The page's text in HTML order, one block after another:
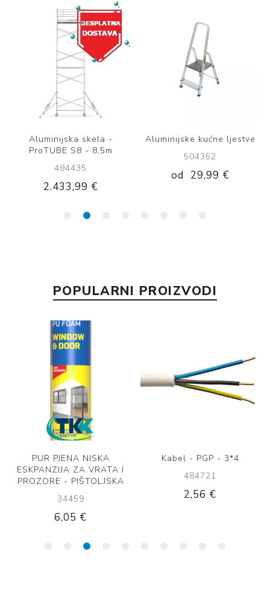
Aluminijske kućne ljestve
504352
29,99 €
Ljestve aluminijske
jednodijelne 13 gazišta
465707
POPULARNI PROIZVODI
PUR PJENA NISKA
ESKPANZIJA ZA VRATA I
PROZORE - PIŠTOLJSKA
34459
6,05 €
Kabel - PGP - 3*4
484721
2,56 €